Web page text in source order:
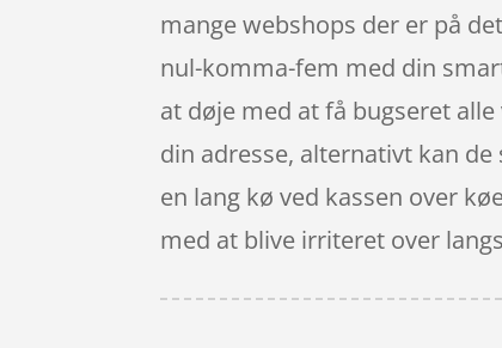
mange webshops der er på
nul-komma-fem med din
at døje med at få bugseret
din adresse, alternativt kan
en lang kø ved kassen over
med at blive irriteret over